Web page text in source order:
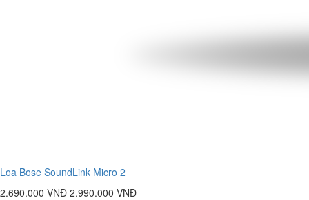
Loa Bose SoundLink Micro 2
2.690.000 VNĐ 2.990.000 VNĐ